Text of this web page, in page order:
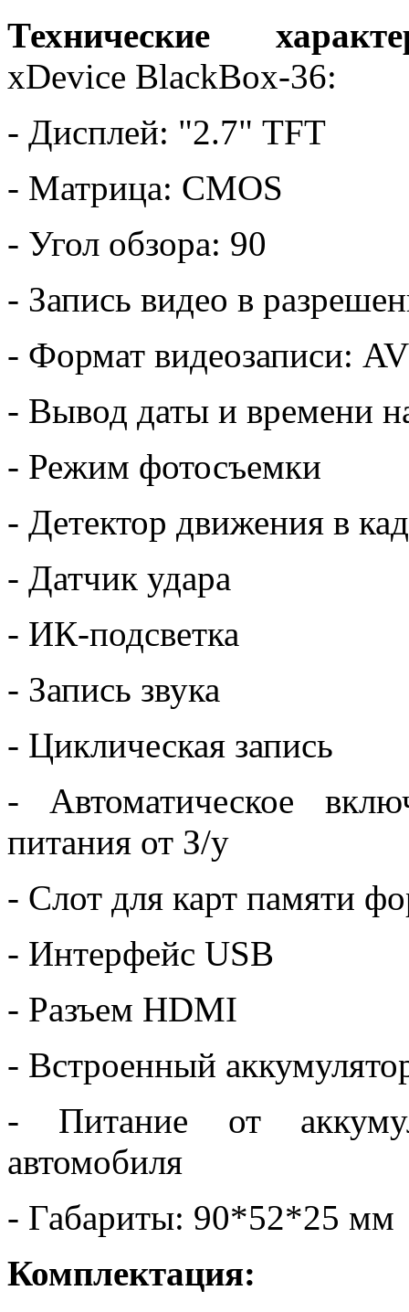
Технические
xDevice BlackBox-36:
- Дисплей: "2.7" TFT
- Матрица: CMOS
- Угол обзора: 90
- Запись видео в
- Формат видеозаписи:
- Вывод даты и времени
- Режим фотосъемки
- Детектор движения в
- Датчик удара
- ИК-подсветка
- Запись звука
- Циклическая запись
- Автоматическое
питания от З/у
- Слот для карт памяти
- Интерфейс USB
- Разъем HDMI
- Встроенный
- Питание от
автомобиля
- Габариты: 90*52*25 мм
Комплектация: